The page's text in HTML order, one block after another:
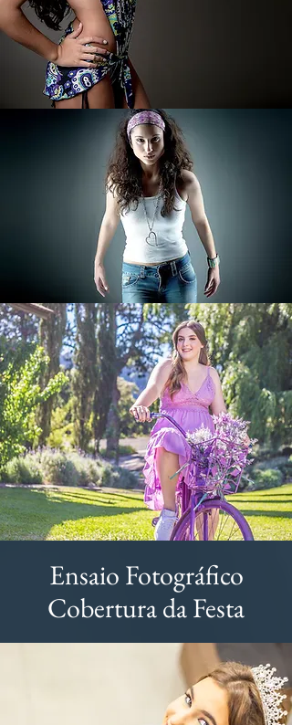
Ensaio Fotográfico
Cobertura da Festa